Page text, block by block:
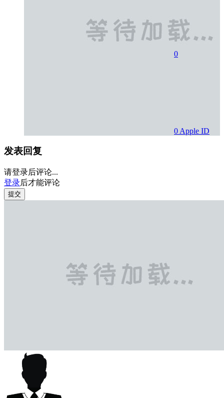
0
0 Apple ID
发表回复
请登录后评论...
登录后才能评论
提交